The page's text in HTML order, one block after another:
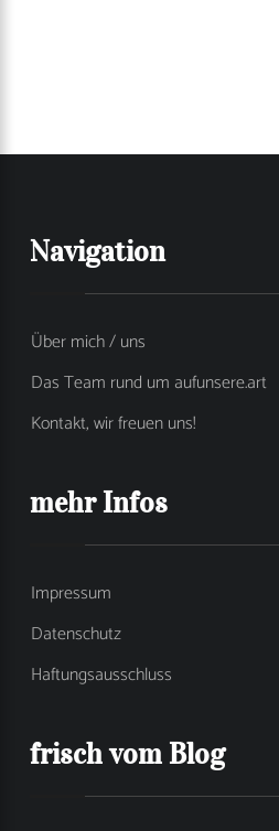
Navigation
Über mich / uns
Das Team rund um aufunsere.art
Kontakt, wir freuen uns!
mehr Infos
Impressum
Datenschutz
Haftungsausschluss
frisch vom Blog